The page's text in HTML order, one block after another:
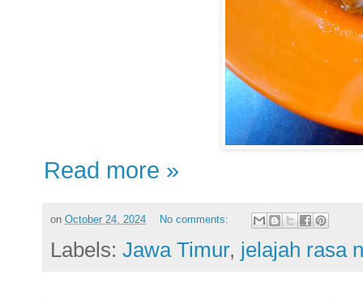
Read more »
on October 24, 2024 No comments:
Labels: Jawa Timur, jelajah rasa